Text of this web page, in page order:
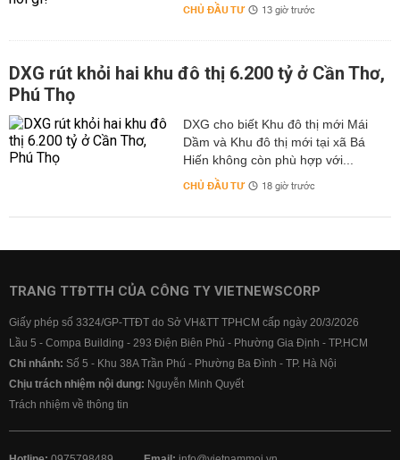
CHỦ ĐẦU TƯ 13 giờ trước
DXG rút khỏi hai khu đô thị 6.200 tỷ ở Cần Thơ,
Phú Thọ
DXG cho biết Khu đô thị mới Mái
Dầm và Khu đô thị mới tại xã Bá
Hiến không còn phù hợp với...
CHỦ ĐẦU TƯ 18 giờ trước
TRANG TTĐTTH CỦA CÔNG TY VIETNEWSCORP
Giấy phép số 3324/GP-TTĐT do Sở VH&TT TPHCM cấp ngày 20/3/2026
Lầu 5 - Compa Building - 293 Điện Biên Phủ - Phường Gia Định - TP.HCM
Chi nhánh: Số 5 - Khu 38A Trần Phú - Phường Ba Đình - TP. Hà Nội
Chịu trách nhiệm nội dung: Nguyễn Minh Quyết
Trách nhiệm về thông tin